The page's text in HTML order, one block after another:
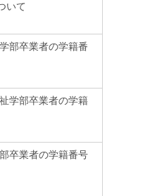
いて
部卒業者の学籍番
学部卒業者の学籍
卒業者の学籍番号